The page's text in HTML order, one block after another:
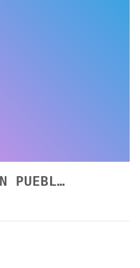
BUENA OPORTUNIDAD EN PUEBLO AGRACIADA!